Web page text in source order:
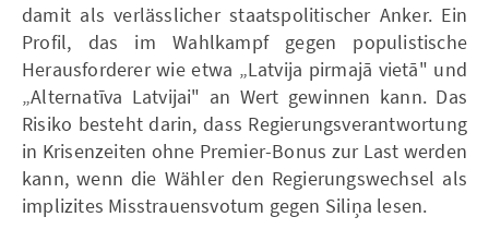
damit als verlässlicher staatspolitischer Anker. Ein
Profil, das im Wahlkampf gegen populistische
Herausforderer wie etwa „Latvija pirmajā vietā" und
„Alternatīva Latvijai" an Wert gewinnen kann. Das
Risiko besteht darin, dass Regierungsverantwortung
in Krisenzeiten ohne Premier-Bonus zur Last werden
kann, wenn die Wähler den Regierungswechsel als
implizites Misstrauensvotum gegen Siliņa lesen.